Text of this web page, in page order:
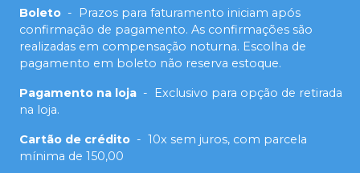
Boleto -
Prazos para faturamento iniciam após
confirmação de pagamento. As confirmações são
realizadas em compensação noturna. Escolha de
pagamento em boleto não reserva estoque.
Pagamento na loja -
Exclusivo para opção de retirada
na loja.
Cartão de crédito - 10x sem juros, com parcela
mínima de 150,00